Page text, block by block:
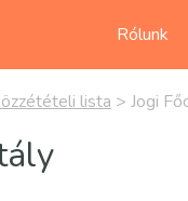
Rólunk
lista > Jogi